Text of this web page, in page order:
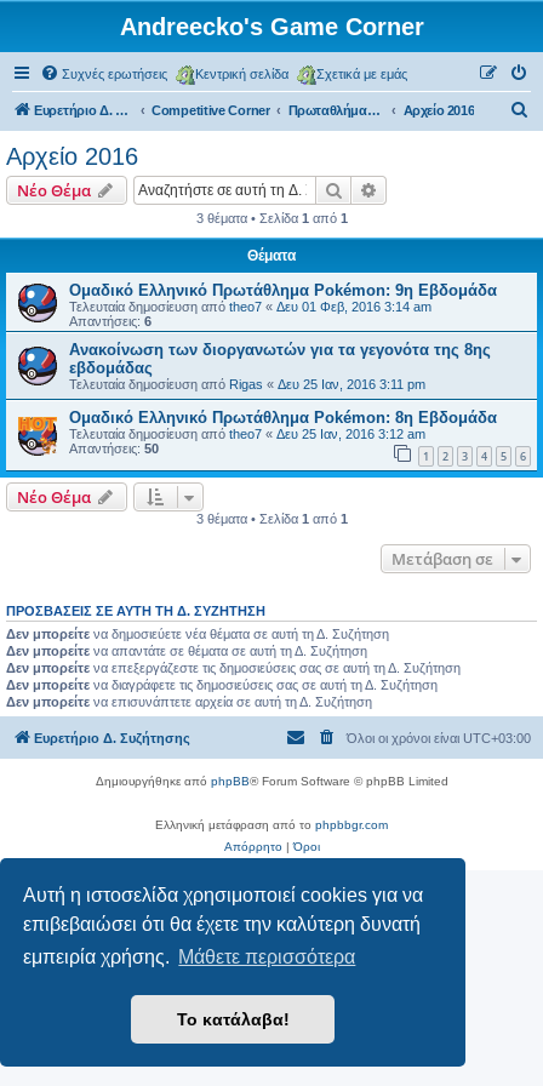
Αυτή η ιστοσελίδα χρησιμοποιεί cookies για να
επιβεβαιώσει ότι θα έχετε την καλύτερη δυνατή
εμπειρία χρήσης. Μάθετε περισσότερα
Το κατάλαβα!
Andreecko's Game Corner
Συχνές ερωτήσεις Κεντρική σελίδα Σχετικά με εμάς
Ευρετήριο Δ. Συζήτησης Competitive Corner Πρωταθλήματα και Τουρνουά (μη επίσημα) Αρχείο 2016
Αρχείο 2016
Νέο Θέμα Αναζήτηση
3 θέματα • Σελίδα 1 από 1
Θέματα
Ομαδικό Ελληνικό Πρωτάθλημα Pokémon: 9η Εβδομάδα
Τελευταία δημοσίευση από theo7 « Δευ 01 Φεβ, 2016 3:14 am
Απαντήσεις: 6
Ανακοίνωση των διοργανωτών για τα γεγονότα της 8ης
εβδομάδας
Τελευταία δημοσίευση από Rigas « Δευ 25 Ιαν, 2016 3:11 pm
Ομαδικό Ελληνικό Πρωτάθλημα Pokémon: 8η Εβδομάδα
Τελευταία δημοσίευση από theo7 « Δευ 25 Ιαν, 2016 3:12 am
Απαντήσεις: 50 1 2 3 4 5 6
Νέο Θέμα
3 θέματα • Σελίδα 1 από 1
Μετάβαση σε
ΠΡΟΣΒΆΣΕΙΣ ΣΕ ΑΥΤΉ ΤΗ Δ. ΣΥΖΉΤΗΣΗ
Δεν μπορείτε να δημοσιεύετε νέα θέματα σε αυτή τη Δ. Συζήτηση
Δεν μπορείτε να απαντάτε σε θέματα σε αυτή τη Δ. Συζήτηση
Δεν μπορείτε να επεξεργάζεστε τις δημοσιεύσεις σας σε αυτή τη Δ. Συζήτηση
Δεν μπορείτε να διαγράφετε τις δημοσιεύσεις σας σε αυτή τη Δ. Συζήτηση
Δεν μπορείτε να επισυνάπτετε αρχεία σε αυτή τη Δ. Συζήτηση
Ευρετήριο Δ. Συζήτησης Όλοι οι χρόνοι είναι UTC+03:00
Δημιουργήθηκε από phpBB® Forum Software © phpBB Limited
Ελληνική μετάφραση από το phpbbgr.com
Απόρρητο|Όροι